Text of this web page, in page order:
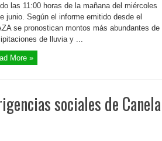
las 11:00 horas de la mañana del miércoles
junio. Según el informe emitido desde el
se pronostican montos más abundantes de
de lluvia y ...
More »
sociales de Canela